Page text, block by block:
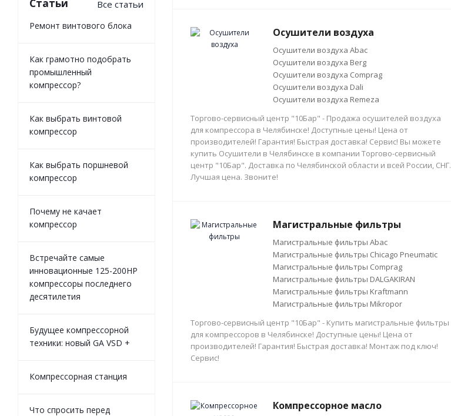
Осушители воздуха
Осушители воздуха Abac
Осушители воздуха Berg
Осушители воздуха Comprag
Осушители воздуха Dali
Осушители воздуха Remeza
Торгово-сервисный центр "10Бар" - Продажа осушителей воздуха
для компрессора в Челябинске! Доступные цены! Цена от
производителей! Гарантия! Быстрая доставка! Сервис! Вы можете
купить Осушители в Челябинске в компании Торгово-сервисный
центр "10Бар". Доставка по Челябинской области и всей России, СНГ.
Лучшая цена. Звоните!
Магистральные фильтры
Магистральные фильтры Abac
Магистральные фильтры Chicago Pneumatic
Магистральные фильтры Comprag
Магистральные фильтры DALGAKIRAN
Магистральные фильтры Kraftmann
Магистральные фильтры Mikropor
Торгово-сервисный центр "10Бар" - Купить магистральные фильтры
для компрессоров в Челябинске! Доступные цены! Цена от
производителей! Гарантия! Быстрая доставка! Монтаж под ключ!
Сервис!
Компрессорное масло
Статьи Все статьи
Ремонт винтового блока
Как грамотно подобрать
промышленный
компрессор?
Как выбрать винтовой
компрессор
Как выбрать поршневой
компрессор
Почему не качает
компрессор
Встречайте самые
инновационные 125-200HP
компрессоры последнего
десятилетия
Будущее компрессорной
техники: новый GA VSD +
Компрессорная станция
Что спросить перед